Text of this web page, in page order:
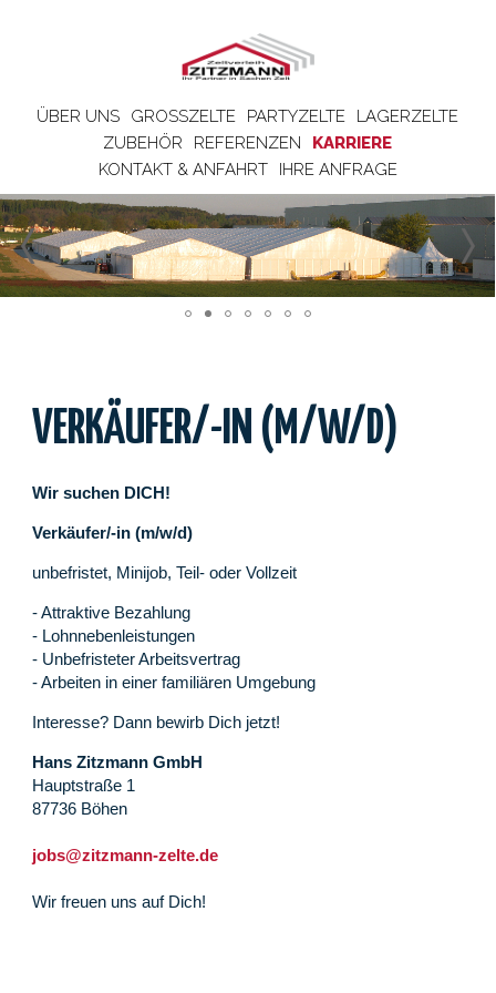
ÜBER UNS GROSSZELTE PARTYZELTE
LAGERZELTE
ZUBEHÖR
REFERENZEN
KARRIERE
KONTAKT & ANFAHRT
IHRE ANFRAGE
VERKÄUFER/-IN (M/W/D)
Wir suchen DICH!
Verkäufer/-in (m/w/d)
unbefristet, Minijob, Teil- oder Vollzeit
- Attraktive Bezahlung
- Lohnnebenleistungen
- Unbefristeter Arbeitsvertrag
- Arbeiten in einer familiären Umgebung
Interesse? Dann bewirb Dich jetzt!
Hans Zitzmann GmbH
Hauptstraße 1
87736 Böhen
jobs@zitzmann-zelte.de
Wir freuen uns auf Dich!